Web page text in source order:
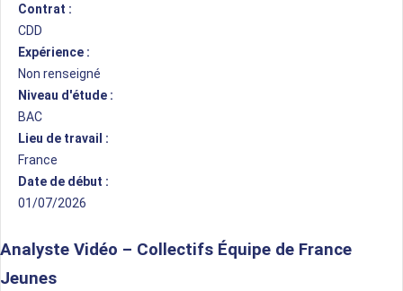
Contrat :
CDD
Expérience :
Non renseigné
Niveau d'étude :
BAC
Lieu de travail :
France
Date de début :
01/07/2026
Analyste Vidéo – Collectifs Équipe de France
Jeunes